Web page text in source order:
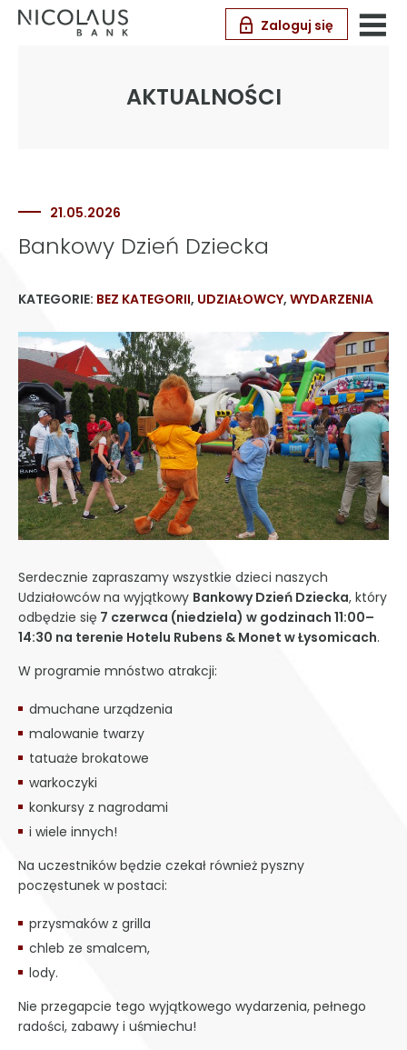
Zaloguj się
AKTUALNOŚCI
21.05.2026
Bankowy Dzień Dziecka
KATEGORIE: BEZ KATEGORII, UDZIAŁOWCY, WYDARZENIA
Serdecznie zapraszamy wszystkie dzieci naszych
Udziałowców na wyjątkowy Bankowy Dzień Dziecka, który
odbędzie się 7 czerwca (niedziela) w godzinach 11:00–
14:30 na terenie Hotelu Rubens & Monet w Łysomicach.
W programie mnóstwo atrakcji:
dmuchane urządzenia
malowanie twarzy
tatuaże brokatowe
warkoczyki
konkursy z nagrodami
i wiele innych!
Na uczestników będzie czekał również pyszny
poczęstunek w postaci:
przysmaków z grilla
chleb ze smalcem,
lody.
Nie przegapcie tego wyjątkowego wydarzenia, pełnego
radości, zabawy i uśmiechu!